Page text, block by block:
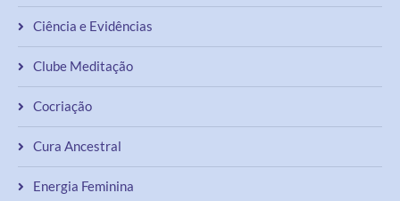
Ciência e Evidências
Clube Meditação
Cocriação
Cura Ancestral
Energia Feminina